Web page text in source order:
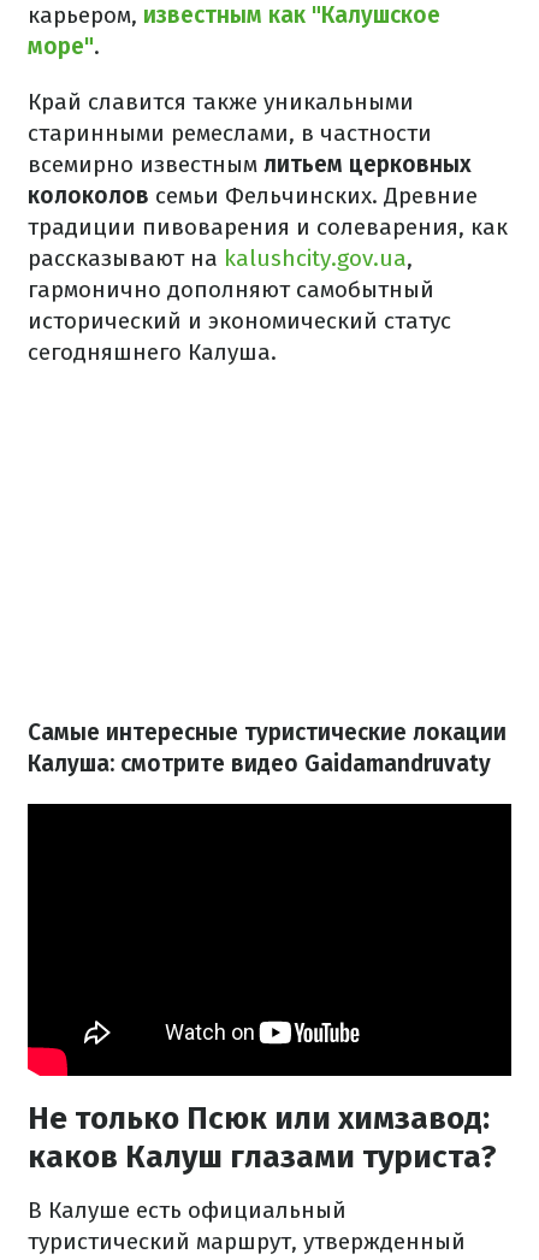
карьером, известным как "Калушское
море".
Край славится также уникальными
старинными ремеслами, в частности
всемирно известным литьем церковных
колоколов семьи Фельчинских. Древние
традиции пивоварения и солеварения, как
рассказывают на kalushcity.gov.ua,
гармонично дополняют самобытный
исторический и экономический статус
сегодняшнего Калуша.
Самые интересные туристические локации
Калуша: смотрите видео Gaidamandruvaty
Не только Псюк или химзавод:
каков Калуш глазами туриста?
В Калуше есть официальный
туристический маршрут, утвержденный